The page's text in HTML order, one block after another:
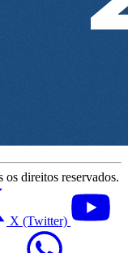
os direitos reservados.
X (Twitter)